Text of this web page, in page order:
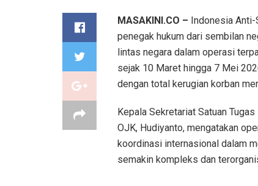
MASAKINI.CO – Indonesia Anti-
penegak hukum dari sembilan
lintas negara dalam operasi
sejak 10 Maret hingga 7 Mei
dengan total kerugian korban
Kepala Sekretariat Satuan
OJK, Hudiyanto, mengatakan
koordinasi internasional dalam
semakin kompleks dan